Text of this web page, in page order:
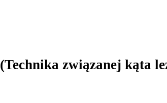
(Technika związanej kąta